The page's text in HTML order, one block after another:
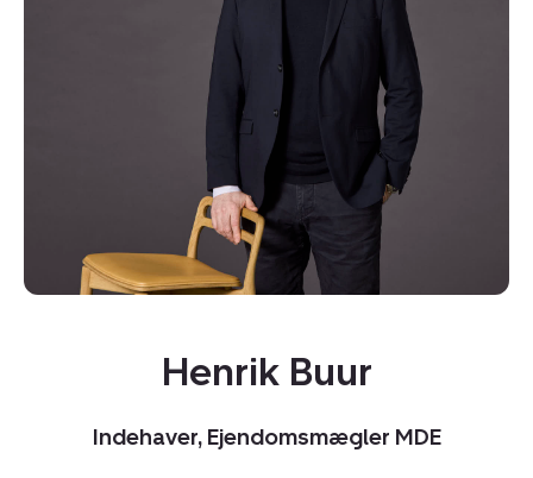
Henrik Buur
Indehaver, Ejendomsmægler MDE
Kopier link